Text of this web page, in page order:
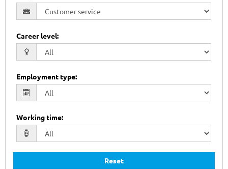
Career level:
Employment type:
Working time:
Reset